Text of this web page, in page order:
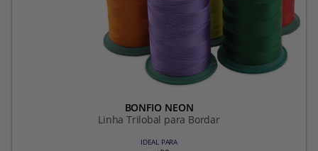
BONFIO NEON
Linha Trilobal para Bordar
IDEAL PARA